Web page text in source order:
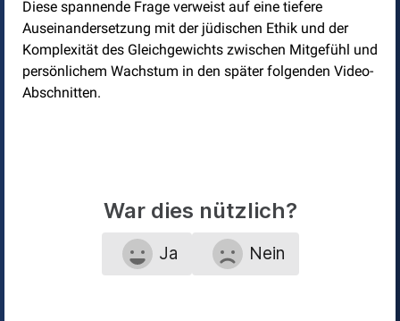
Diese spannende Frage verweist auf eine tiefere
Auseinandersetzung mit der jüdischen Ethik und der
Komplexität des Gleichgewichts zwischen Mitgefühl und
persönlichem Wachstum in den später folgenden Video-
Abschnitten.
War dies nützlich?
Ja Nein